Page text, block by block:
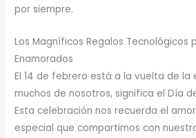
por siempre.
Los Magníficos Regalos Tecnológicos
Enamorados
El 14 de febrero está a la vuelta de la
muchos de nosotros, significa el Día
Esta celebración nos recuerda el
especial que compartimos con